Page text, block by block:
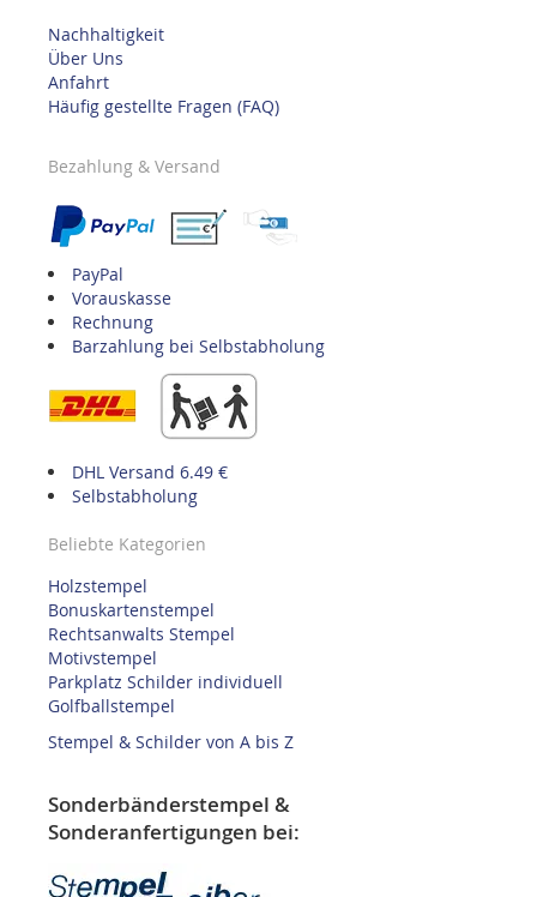
Nachhaltigkeit
Über Uns
Anfahrt
Häufig gestellte Fragen (FAQ)
Bezahlung & Versand
PayPal
Vorauskasse
Rechnung
Barzahlung bei Selbstabholung
DHL Versand 6.49 €
Selbstabholung
Beliebte Kategorien
Holzstempel
Bonuskartenstempel
Rechtsanwalts Stempel
Motivstempel
Parkplatz Schilder individuell
Golfballstempel
Stempel & Schilder von A bis Z
Sonderbänderstempel &
Sonderanfertigungen bei: